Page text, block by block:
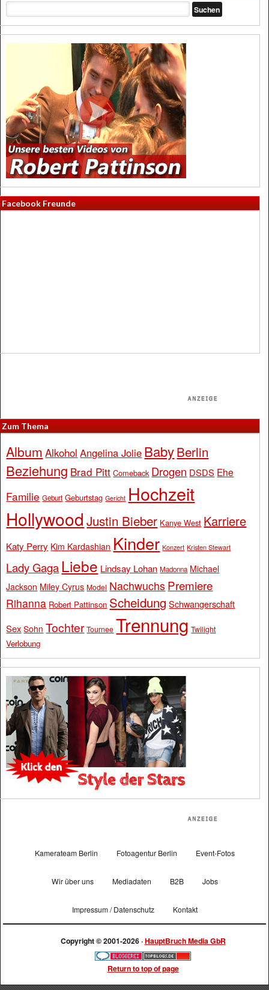
Facebook Freunde
Zum Thema
Album Alkohol Angelina Jolie BabyBerlin
Beziehung Brad Pitt Comeback Drogen DSDS Ehe
Familie Geburt Geburtstag Gericht Hochzeit
Hollywood Justin Bieber Kanye West Karriere
Katy Perry Kim Kardashian Kinder Konzert Kristen Stewart
Lady Gaga Liebe Lindsay Lohan Madonna Michael
Jackson Miley Cyrus Model Nachwuchs Premiere
Rihanna Robert Pattinson Scheidung Schwangerschaft
Sex Sohn Tochter Tournee Trennung Twilight
Verlobung
Kamerateam Berlin Fotoagentur Berlin Event-Fotos
Wir über uns Mediadaten B2B Jobs
Impressum / Datenschutz Kontakt
Copyright © 2001-2026 ·HauptBruch Media GbR
Return to top of page